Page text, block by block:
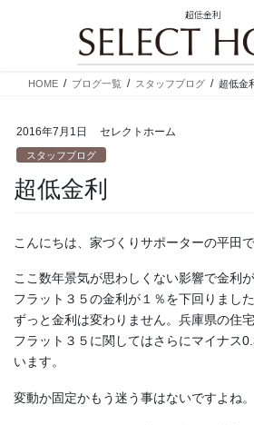
超低金利
HOME ブログ一覧 スタッフブログ 超低金
2016年7月1日 セレクトホーム
スタッフブログ
超低金利
こんにちは、家づくりサポーターの平田で
ここ数年景気が思わしくない影響で金利
フラット３５の金利が１％を下回りまし
ずっと金利は変わりません。兵庫県の住
フラット３５に関してはさらにマイナス
います。
変動か固定かもう迷う事はないですよね。